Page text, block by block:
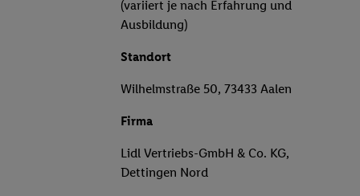
(variiert je nach Erfahrung und
Ausbildung)
Standort
Wilhelmstraße 50, 73433 Aalen
Firma
Lidl Vertriebs-GmbH & Co. KG,
Dettingen Nord